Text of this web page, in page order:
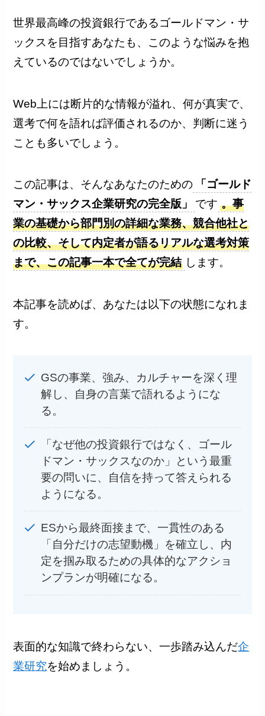
世界最高峰の投資銀行であるゴールドマン・サ
ックスを目指すあなたも、このような悩みを抱
えているのではないでしょうか。
Web上には断片的な情報が溢れ、何が真実で、
選考で何を語れば評価されるのか、判断に迷う
ことも多いでしょう。
この記事は、そんなあなたのための
「ゴールド
マン・サックス企業研究の完全版」
です 。事
業の基礎から部門別の詳細な業務、競合他社と
の比較、そして内定者が語るリアルな選考対策
まで、この記事一本で全てが完結 します。
本記事を読めば、あなたは以下の状態になれま
す。
GSの事業、強み、カルチャーを深く理
解し、自身の言葉で語れるようにな
る。
「なぜ他の投資銀行ではなく、ゴール
ドマン・サックスなのか」という最重
要の問いに、自信を持って答えられる
ようになる。
ESから最終面接まで、一貫性のある
「自分だけの志望動機」を確立し、内
定を掴み取るための具体的なアクショ
ンプランが明確になる。
表面的な知識で終わらない、一歩踏み込んだ企
業研究を始めましょう。